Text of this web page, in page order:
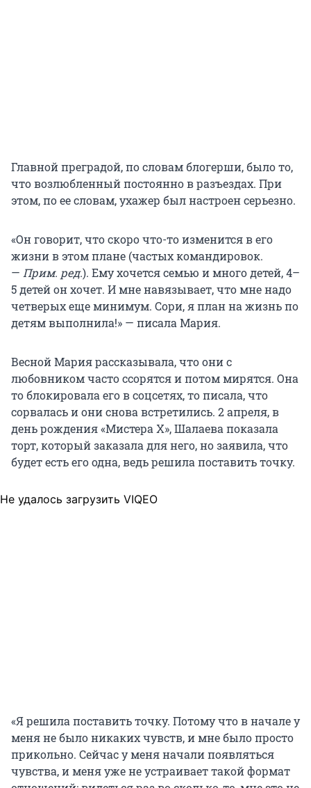
Главной преградой, по словам блогерши, было то,
что возлюбленный постоянно в разъездах. При
этом, по ее словам, ухажер был настроен серьезно.
«Он говорит, что скоро что-то изменится в его
жизни в этом плане (частых командировок.
— Прим. ред.). Ему хочется семью и много детей, 4–
5 детей он хочет. И мне навязывает, что мне надо
четверых еще минимум. Сори, я план на жизнь по
детям выполнила!» — писала Мария.
Весной Мария рассказывала, что они с
любовником часто ссорятся и потом мирятся. Она
то блокировала его в соцсетях, то писала, что
сорвалась и они снова встретились. 2 апреля, в
день рождения «Мистера Х», Шалаева показала
торт, который заказала для него, но заявила, что
будет есть его одна, ведь решила поставить точку.
Не удалось загрузить VIQEO
«Я решила поставить точку. Потому что в начале у
меня не было никаких чувств, и мне было просто
прикольно. Сейчас у меня начали появляться
чувства, и меня уже не устраивает такой формат